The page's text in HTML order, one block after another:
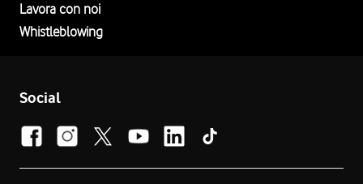
Lavora con noi
Whistleblowing
Social